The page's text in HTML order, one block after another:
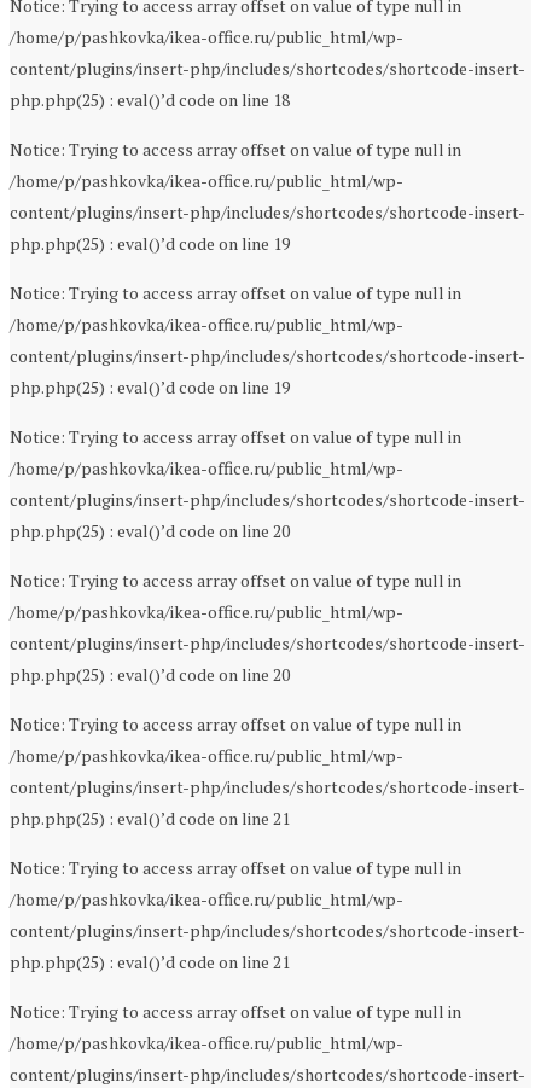
Notice: Trying to access array offset on value of type null in
/home/p/pashkovka/ikea-office.ru/public_html/wp-
content/plugins/insert-php/includes/shortcodes/shortcode-insert-
php.php(25) : eval()’d code on line 18
Notice: Trying to access array offset on value of type null in
/home/p/pashkovka/ikea-office.ru/public_html/wp-
content/plugins/insert-php/includes/shortcodes/shortcode-insert-
php.php(25) : eval()’d code on line 19
Notice: Trying to access array offset on value of type null in
/home/p/pashkovka/ikea-office.ru/public_html/wp-
content/plugins/insert-php/includes/shortcodes/shortcode-insert-
php.php(25) : eval()’d code on line 19
Notice: Trying to access array offset on value of type null in
/home/p/pashkovka/ikea-office.ru/public_html/wp-
content/plugins/insert-php/includes/shortcodes/shortcode-insert-
php.php(25) : eval()’d code on line 20
Notice: Trying to access array offset on value of type null in
/home/p/pashkovka/ikea-office.ru/public_html/wp-
content/plugins/insert-php/includes/shortcodes/shortcode-insert-
php.php(25) : eval()’d code on line 20
Notice: Trying to access array offset on value of type null in
/home/p/pashkovka/ikea-office.ru/public_html/wp-
content/plugins/insert-php/includes/shortcodes/shortcode-insert-
php.php(25) : eval()’d code on line 21
Notice: Trying to access array offset on value of type null in
/home/p/pashkovka/ikea-office.ru/public_html/wp-
content/plugins/insert-php/includes/shortcodes/shortcode-insert-
php.php(25) : eval()’d code on line 21
Notice: Trying to access array offset on value of type null in
/home/p/pashkovka/ikea-office.ru/public_html/wp-
content/plugins/insert-php/includes/shortcodes/shortcode-insert-